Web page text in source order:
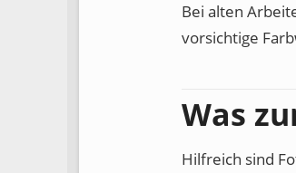
Bei alten
vorsichtige
Was
Hilfreich sind